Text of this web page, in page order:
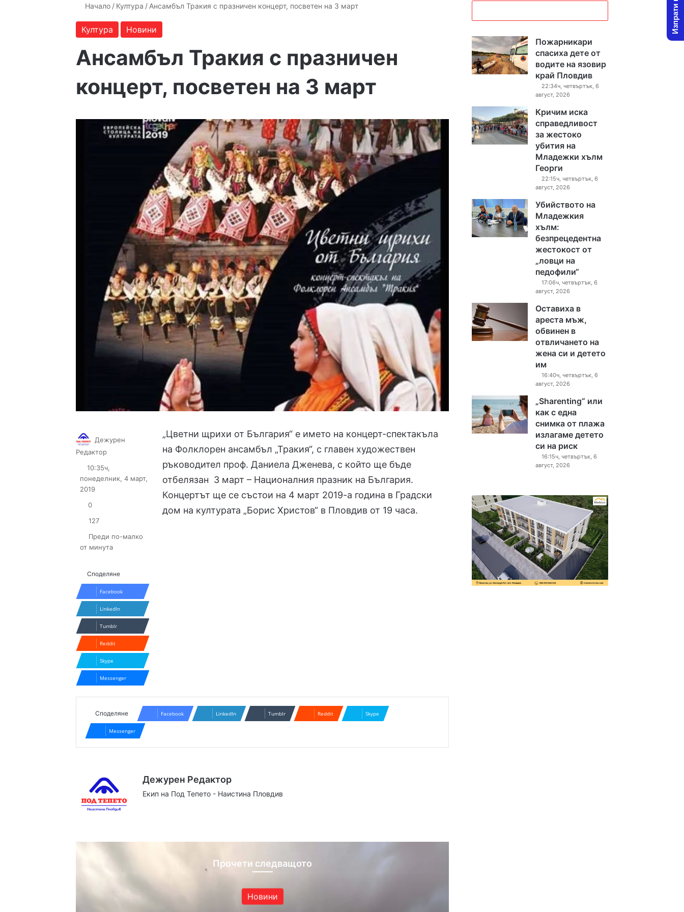
Начало / Култура / Ансамбъл Тракия с празничен концерт, посветен на 3 март
Култура Новини
Ансамбъл Тракия с празничен
концерт, посветен на 3 март
„Цветни щрихи от България“ е името на концерт-спектакъла
на Фолклорен ансамбъл „Тракия“, с главен художествен
ръководител проф. Даниела Дженева, с който ще бъде
отбелязан 3 март – Националния празник на България.
Концертът ще се състои на 4 март 2019-а година в Градски
дом на културата „Борис Христов“ в Пловдив от 19 часа.
Дежурен
Редактор
10:35ч,
понеделник, 4 март,
2019
0
127
Преди по-малко
от минута
Споделяне
Facebook
LinkedIn
Tumblr
Reddit
Skype
Messenger
Споделяне Facebook LinkedIn Tumblr Reddit Skype
Messenger
Дежурен Редактор
Екип на Под Тепето - Наистина Пловдив
Прочети следващото
Новини
Пожарникари
спасиха дете от
водите на язовир
край Пловдив
22:34ч, четвъртък, 6
август, 2026
Кричим иска
справедливост
за жестоко
убития на
Младежки хълм
Георги
22:15ч, четвъртък, 6
август, 2026
Убийството на
Младежкия
хълм:
безпрецедентна
жестокост от
„ловци на
педофили“
17:06ч, четвъртък, 6
август, 2026
Оставиха в
ареста мъж,
обвинен в
отвличането на
жена си и детето
им
16:40ч, четвъртък, 6
август, 2026
„Sharenting“ или
как с една
снимка от плажа
излагаме детето
си на риск
16:15ч, четвъртък, 6
август, 2026